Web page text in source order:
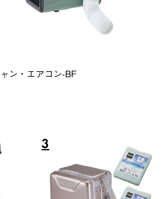
ン・エアコン-BF
3